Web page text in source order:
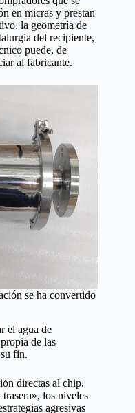
en micras y prestan
la geometría de
del recipiente,
puede, de
al fabricante.
se ha convertido
el agua de
de las
fin.
directas al chip,
los niveles
agresivas